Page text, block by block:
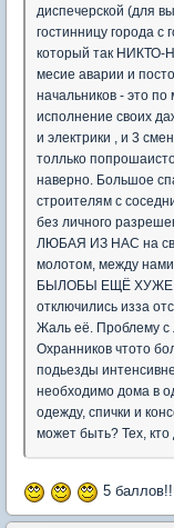
диспечерской (для
гостинницу города с
который так НИКТО-
месие аварии и
начальников - это
исполнение своих
и электрики , и 3
толлько
наверно. Большое
строителям с
без личного
ЛЮБАЯ ИЗ НАС на
молотом, между
БЫЛОБЫ ЕЩЁ ХУЖЕ.
отключились изза
Жаль её. Проблему с
Охранников чтото
подьезды
необходимо дома в
одежду, спички и
может быть? Тех,
5